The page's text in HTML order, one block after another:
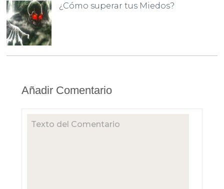
¿Cómo superar tus Miedos?
Añadir Comentario